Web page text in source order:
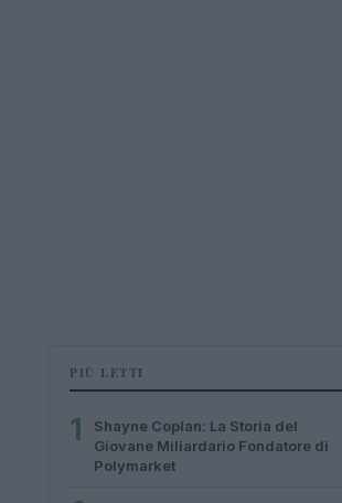
PIÙ LETTI
1
Shayne Coplan: La Storia del
Giovane Miliardario Fondatore di
Polymarket